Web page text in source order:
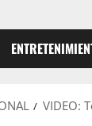
VIDEO: